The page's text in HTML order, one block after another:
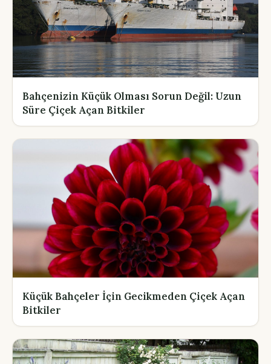
Bahçenizin Küçük Olması Sorun Değil: Uzun
Süre Çiçek Açan Bitkiler
Küçük Bahçeler İçin Gecikmeden Çiçek Açan
Bitkiler